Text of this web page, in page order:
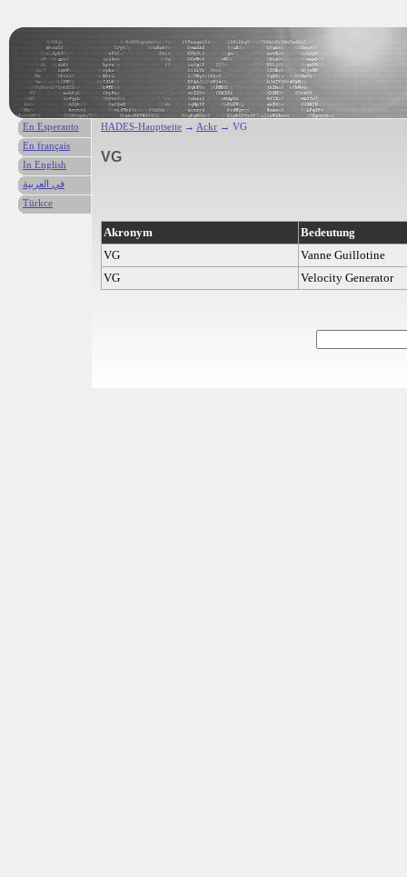
HADES-Hauptseite → Ackr → VG
VG
Akronym
Bedeutung
VG
Vanne Guillotine
VG
Velocity Generator
En Esperanto
En français
In English
في العربية
Türkce